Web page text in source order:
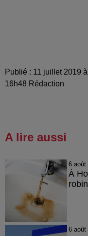
Publié : 11 juillet 2019
16h48 Rédaction
A lire aussi
6 août
À
6 août